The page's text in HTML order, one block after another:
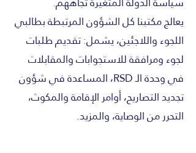
يعالج مكتبنا كل الشؤون المرتبطة بطالبي
اللجوء واللاجئين، يشمل: تقديم طلبات
لجوء ومرافقة للاستجوابات والمقابلات
في وحدة الـ RSD، المساعدة في شؤون
تجديد التصاريح، أوامر الإقامة والمكوث،
التحرر من الوصاية، والمزيد.